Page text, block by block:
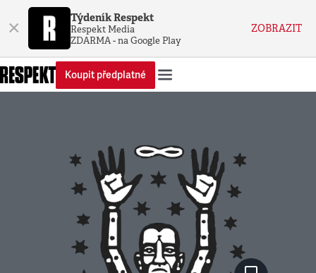
× Týdeník Respekt
Respekt Media
ZDARMA - na Google Play
ZOBRAZIT
Koupit předplatné